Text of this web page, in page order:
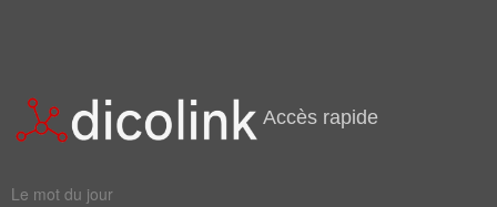
Accès rapide
Le mot du jour